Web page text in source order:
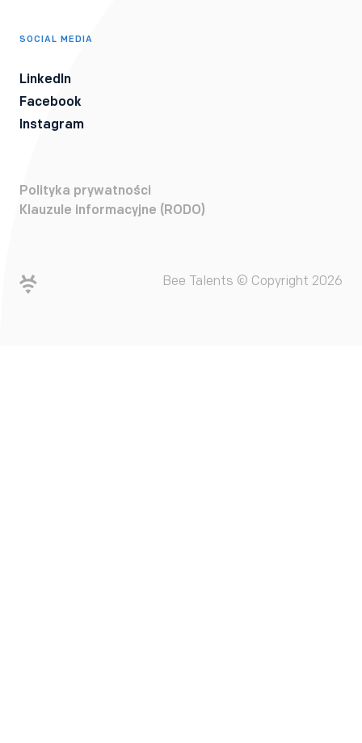
SOCIAL MEDIA
LinkedIn
Facebook
Instagram
Polityka prywatności
Klauzule informacyjne (RODO)
Bee Talents © Copyright 2026